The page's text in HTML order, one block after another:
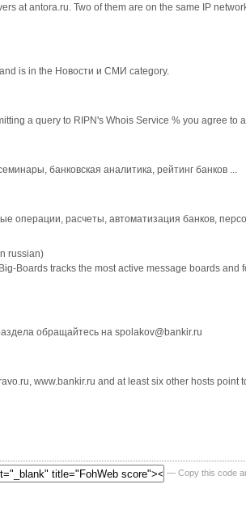
at antora.ru. Two of them are on the same IP
is in the Новости и СМИ category.
a query to RIPN's Whois Service % you agree to
банковская аналитика, рейтинг банков ...
операции, расчеты, автоматизация банков,
russian)
Boards tracks the most active message boards
обращайтесь на spolakov@bankir.ru
www.bankir.ru and at least six other hosts
— Copy this code